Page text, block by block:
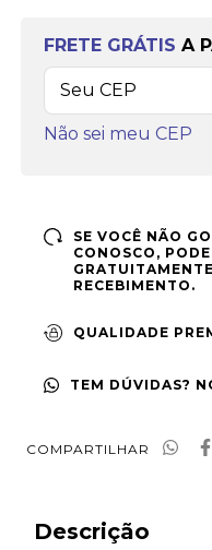
Frete grátisa
FRETE GRÁTIS A
Não sei meu CEP
SE VOCÊ NÃO
CONOSCO,
RECEBIMENTO.
QUALIDADE
TEM DÚVIDAS?
COMPARTILHAR
Descrição